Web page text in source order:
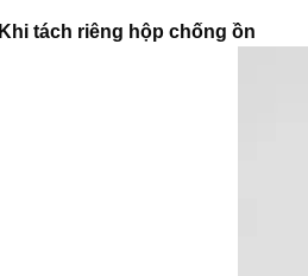
Khi tách riêng hộp chống ồn